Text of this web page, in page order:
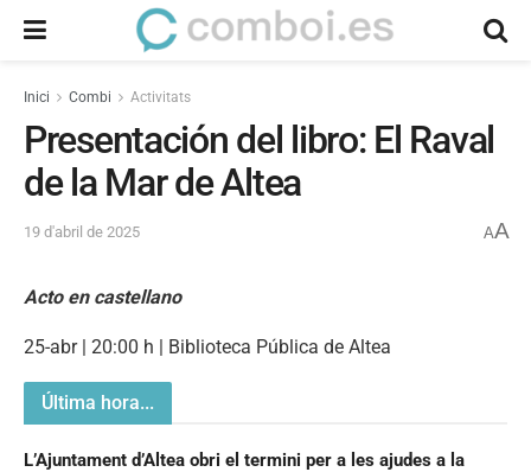
Inici Combi Activitats
Presentación del libro: El Raval
de la Mar de Altea
19 d'abril de 2025 AA
Acto en castellano
25-abr | 20:00 h | Biblioteca Pública de Altea
Última hora...
L’Ajuntament d’Altea obri el termini per a les ajudes a la